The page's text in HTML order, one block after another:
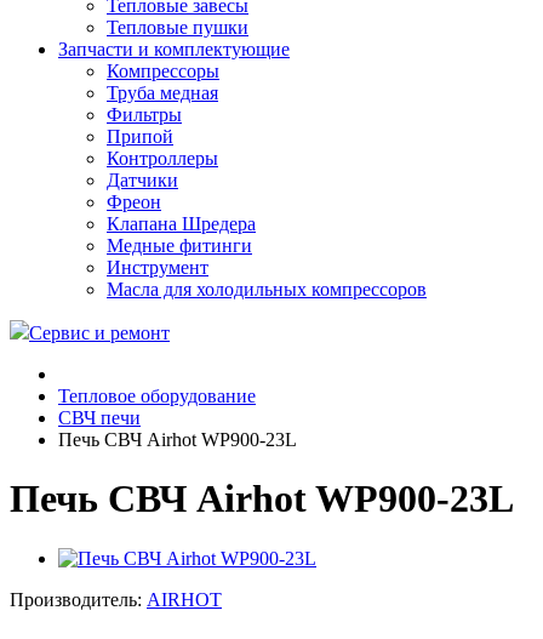
Тепловые завесы
Тепловые пушки
Запчасти и комплектующие
Компрессоры
Труба медная
Фильтры
Припой
Контроллеры
Датчики
Фреон
Клапана Шредера
Медные фитинги
Инструмент
Масла для холодильных компрессоров
Сервис и ремонт
Тепловое оборудование
СВЧ печи
Печь СВЧ Airhot WP900-23L
Печь СВЧ Airhot WP900-23L
Производитель: AIRHOT